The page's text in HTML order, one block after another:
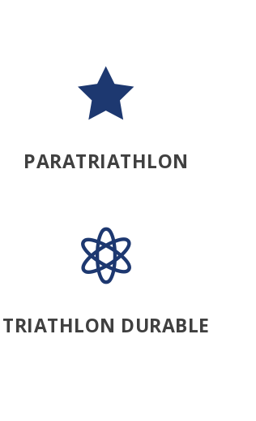

PARATRIATHLON

TRIATHLON DURABLE